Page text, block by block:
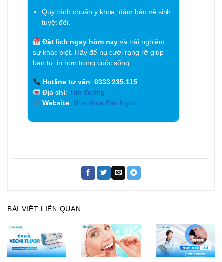
Quy trình chuẩn y khoa, đảm bảo vệ sinh
tuyệt đối.
Đặt lịch ngay hôm nay và trải nghiệm
sự khác biệt. Hãy để nụ cười rạng rỡ giúp
bạn tự tin hơn trong cuộc sống.
Hotline tư vấn:0333.235.115
Địa chỉ:Tìm đường
Website: Nha khoa Bảo Ngọc
BÀI VIẾT LIÊN QUAN